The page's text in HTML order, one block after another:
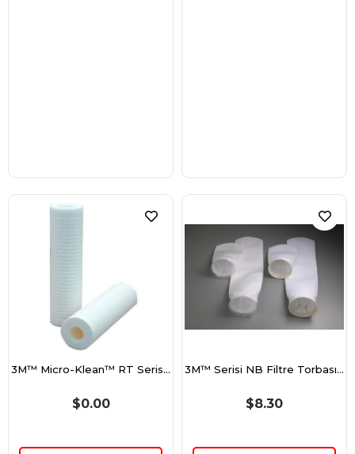
3M™ Micro-Klean™ RT Serisi Filtre Kartuşu, RT10Y16G20NN 10 inç 1 µ (25,4cm)
$0.00
3M™ Serisi NB Filtre Torbası, NB0100PPS1C 18 inç 100 µ (45,7cm)
$8.30